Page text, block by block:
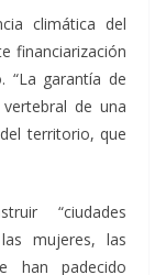
climática del
financiarización
“La garantía de
de una
territorio, que
“ciudades
mujeres, las
han padecido